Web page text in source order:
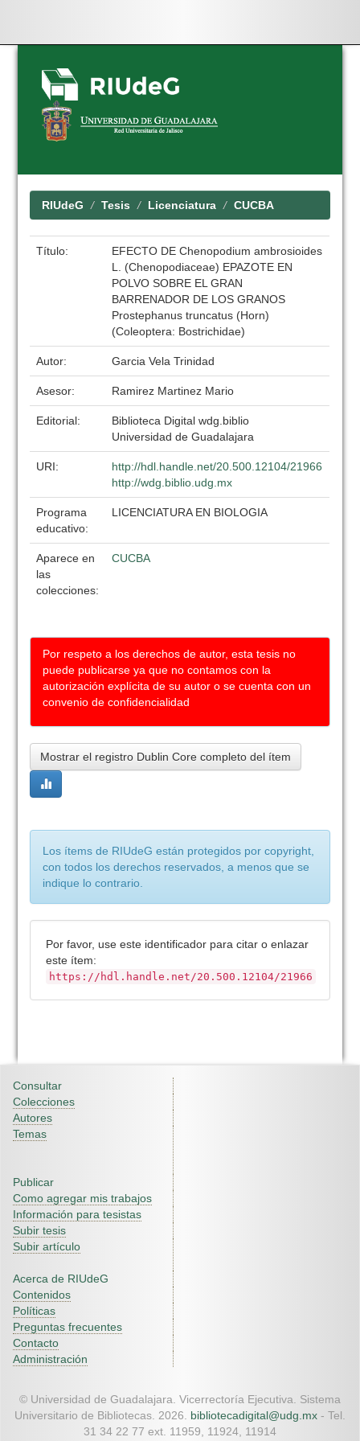
Skip
navigation
RIUdeG Tesis Licenciatura CUCBA
Título:
EFECTO DE Chenopodium ambrosioides
L. (Chenopodiaceae) EPAZOTE EN
POLVO SOBRE EL GRAN
BARRENADOR DE LOS GRANOS
Prostephanus truncatus (Horn)
(Coleoptera: Bostrichidae)
Autor: Garcia Vela Trinidad
Asesor: Ramirez Martinez Mario
Editorial:
Biblioteca Digital wdg.biblio
Universidad de Guadalajara
URI:
http://hdl.handle.net/20.500.12104/21966
http://wdg.biblio.udg.mx
Programa
educativo:
LICENCIATURA EN BIOLOGIA
Aparece en
las
colecciones:
CUCBA
Por respeto a los derechos de autor, esta tesis no
puede publicarse ya que no contamos con la
autorización explícita de su autor o se cuenta con un
convenio de confidencialidad
Mostrar el registro Dublin Core completo del ítem
Los ítems de RIUdeG están protegidos por copyright,
con todos los derechos reservados, a menos que se
indique lo contrario.
Por favor, use este identificador para citar o enlazar
este ítem:
https://hdl.handle.net/20.500.12104/21966
Consultar
Colecciones
Autores
Temas
Publicar
Como agregar mis trabajos
Información para tesistas
Subir tesis
Subir artículo
Acerca de RIUdeG
Contenidos
Políticas
Preguntas frecuentes
Contacto
Administración
© Universidad de Guadalajara. Vicerrectoría Ejecutiva. Sistema
Universitario de Bibliotecas. 2026. bibliotecadigital@udg.mx - Tel.
31 34 22 77 ext. 11959, 11924, 11914